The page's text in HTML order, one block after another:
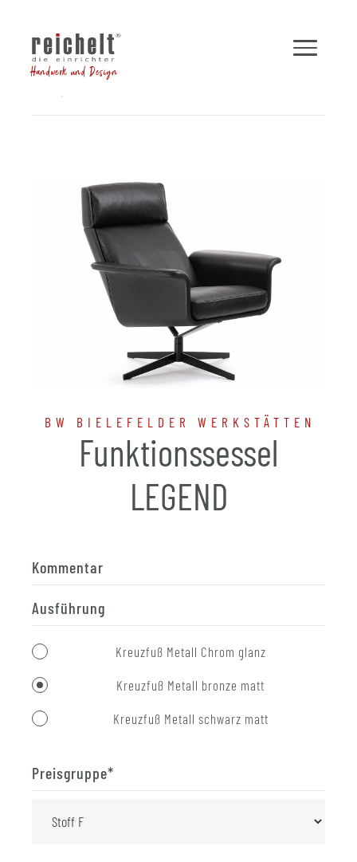
Handwerk und Design
BW BIELEFELDER WERKSTÄTTEN
Funktionssessel
LEGEND
Kommentar
Ausführung
Kreuzfuß Metall Chrom glanz
Kreuzfuß Metall bronze matt
Kreuzfuß Metall schwarz matt
Preisgruppe*